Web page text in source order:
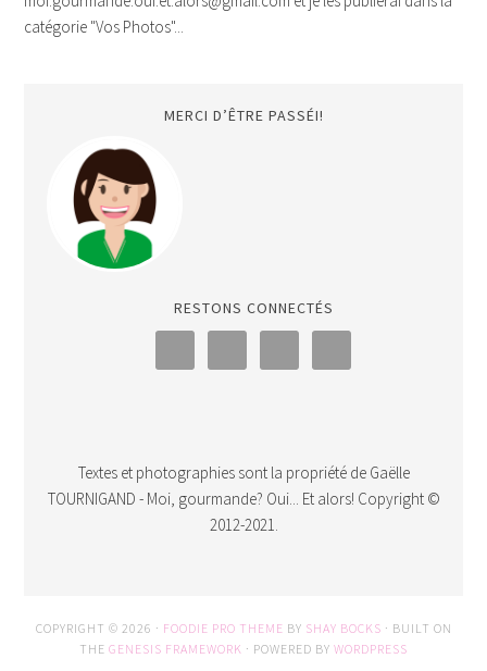
catégorie "Vos Photos"...
MERCI D’ÊTRE PASSÉI!
RESTONS CONNECTÉS
Textes et photographies sont la propriété de Gaëlle
TOURNIGAND - Moi, gourmande? Oui... Et alors! Copyright ©
2012-2021.
COPYRIGHT © 2026 · FOODIE PRO THEME BY SHAY BOCKS · BUILT ON
THE GENESIS FRAMEWORK · POWERED BY WORDPRESS